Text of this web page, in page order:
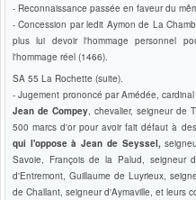
- Reconnaissance passée en faveur du
- Concession par ledit Aymon de La
plus lui devoir l'hommage personnel
l'hommage réel (1466).
SA 55 La Rochette (suite).
- Jugement prononcé par Amédée,
Jean de Compey, chevalier, seigneur de
500 marcs d'or pour avoir fait défaut à
qui l'oppose à Jean de Seyssel,
Savoie, François de la Palud, seigneur
d'Entremont, Guillaume de Luyrieux,
de Challant, seigneur d'Aymaville, et leurs